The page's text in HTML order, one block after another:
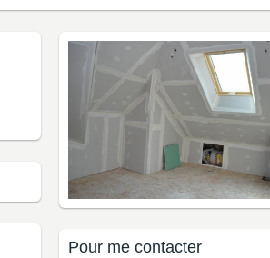
Pour me contacter